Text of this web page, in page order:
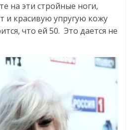
на эти стройные ноги,
и красивую упругую кожу
что ей 50. Это дается не